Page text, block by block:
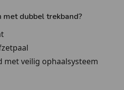
dubbel trekband?
veilig ophaalsysteem